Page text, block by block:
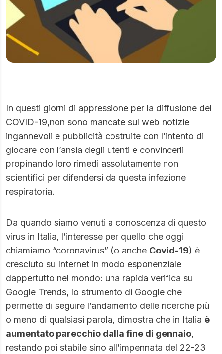
In questi giorni di appressione per la diffusione del
COVID-19,non sono mancate sul web notizie
ingannevoli e pubblicità costruite con l’intento di
giocare con l’ansia degli utenti e convincerli
propinando loro rimedi assolutamente non
scientifici per difendersi da questa infezione
respiratoria.
Da quando siamo venuti a conoscenza di questo
virus in Italia, l’interesse per quello che oggi
chiamiamo “coronavirus” (o anche Covid-19) è
cresciuto su Internet in modo esponenziale
dappertutto nel mondo: una rapida verifica su
Google Trends, lo strumento di Google che
permette di seguire l’andamento delle ricerche più
o meno di qualsiasi parola, dimostra che in Italia è
aumentato parecchio dalla fine di gennaio,
restando poi stabile sino all’impennata del 22-23